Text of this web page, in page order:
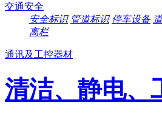
交通安全
安全标识 管道标识 停车设备
离栏
通讯及工控器材
清洁、静电、